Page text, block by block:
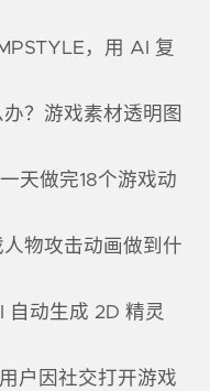
，用 AI 复
？游戏素材透明图
天做完18个游戏动
物攻击动画做到什
自动生成 2D 精灵
户因社交打开游戏